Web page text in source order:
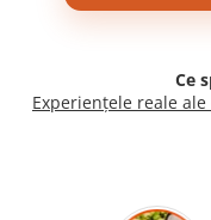
Ce
Experiențele reale